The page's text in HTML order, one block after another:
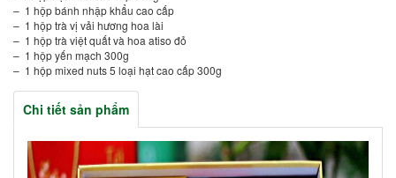
– 1 hộp bánh nhập khẩu cao cấp
– 1 hộp trà vị vải hương hoa lài
– 1 hộp trà việt quất và hoa atiso đỏ
– 1 hộp yến mạch 300g
– 1 hộp mixed nuts 5 loại hạt cao cấp 300g
Chi tiết sản phẩm